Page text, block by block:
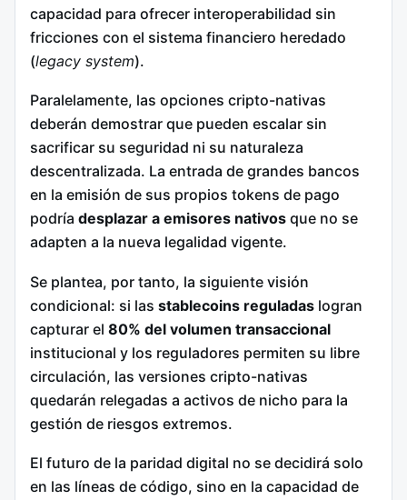
capacidad para ofrecer interoperabilidad sin
fricciones con el sistema financiero heredado
(legacy system).
Paralelamente, las opciones cripto-nativas
deberán demostrar que pueden escalar sin
sacrificar su seguridad ni su naturaleza
descentralizada. La entrada de grandes bancos
en la emisión de sus propios tokens de pago
podría desplazar a emisores nativos que no se
adapten a la nueva legalidad vigente.
Se plantea, por tanto, la siguiente visión
condicional: si las stablecoins reguladas logran
capturar el 80% del volumen transaccional
institucional y los reguladores permiten su libre
circulación, las versiones cripto-nativas
quedarán relegadas a activos de nicho para la
gestión de riesgos extremos.
El futuro de la paridad digital no se decidirá solo
en las líneas de código, sino en la capacidad de